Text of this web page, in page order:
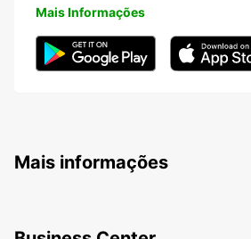
Mais Informações
Mais informações